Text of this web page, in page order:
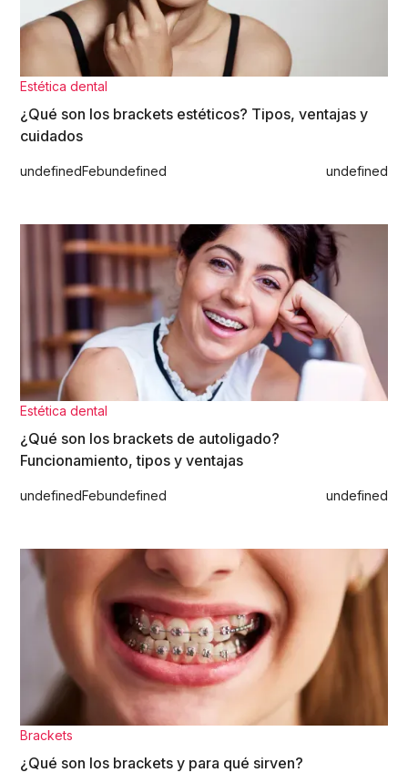
Estética dental
¿Qué son los brackets estéticos? Tipos, ventajas y
cuidados
undefinedFebundefined undefined
Estética dental
¿Qué son los brackets de autoligado?
Funcionamiento, tipos y ventajas
undefinedFebundefined undefined
Brackets
¿Qué son los brackets y para qué sirven?